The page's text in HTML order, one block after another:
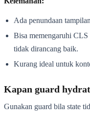
Ada penundaan
Bisa memengaruhi
tidak dirancang baik.
Kurang ideal untuk
Kapan guard
Gunakan guard bila state